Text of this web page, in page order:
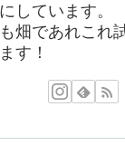
しています。
畑であれこれ
す！